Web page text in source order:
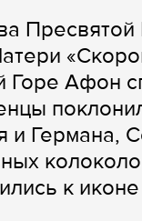
Горе Афон
и Германа,
к